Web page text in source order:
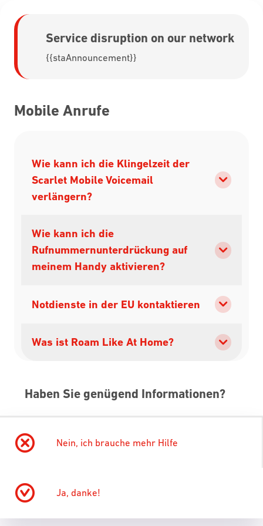
Service disruption on our network
{{staAnnouncement}}
Mobile Anrufe
Wie kann ich die Klingelzeit der
Scarlet Mobile Voicemail
verlängern?
Wie kann ich die
Rufnummernunterdrückung auf
meinem Handy aktivieren?
Notdienste in der EU kontaktieren
Was ist Roam Like At Home?
Haben Sie genügend Informationen?
Nein, ich brauche mehr Hilfe
Ja, danke!